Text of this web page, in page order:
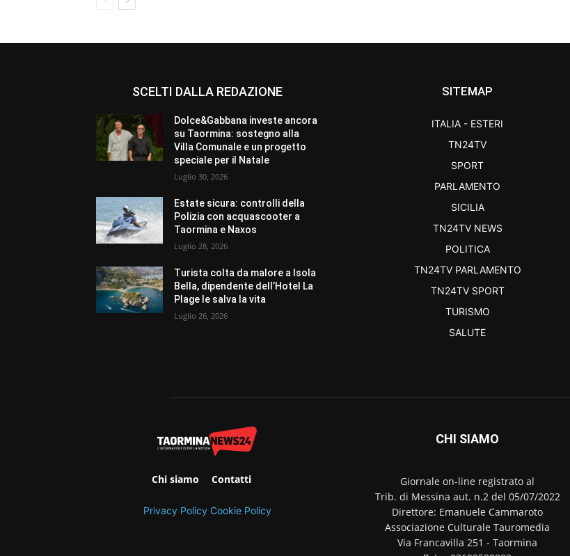
SCELTI DALLA REDAZIONE
Dolce&Gabbana investe ancora
su Taormina: sostegno alla
Villa Comunale e un progetto
speciale per il Natale
Luglio 30, 2026
Estate sicura: controlli della
Polizia con acquascooter a
Taormina e Naxos
Luglio 28, 2026
Turista colta da malore a Isola
Bella, dipendente dell’Hotel La
Plage le salva la vita
Luglio 26, 2026
SITEMAP
ITALIA - ESTERI
TN24TV
SPORT
PARLAMENTO
SICILIA
TN24TV NEWS
POLITICA
TN24TV PARLAMENTO
TN24TV SPORT
TURISMO
SALUTE
Chi siamo Contatti
Privacy Policy Cookie Policy
CHI SIAMO
Giornale on-line registrato al
Trib. di Messina aut. n.2 del 05/07/2022
Direttore: Emanuele Cammaroto
Associazione Culturale Tauromedia
Via Francavilla 251 - Taormina